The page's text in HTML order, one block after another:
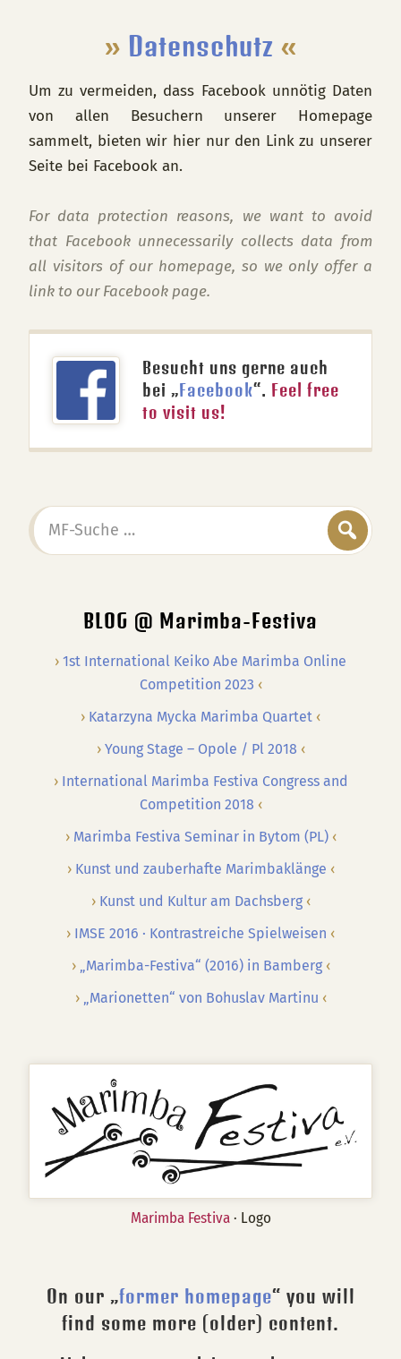
» Datenschutz «
Um zu vermeiden, dass Facebook unnötig Daten
von allen Besuchern unserer Homepage
sammelt, bieten wir hier nur den Link zu unserer
Seite bei Facebook an.
For data protection reasons, we want to avoid
that Facebook unnecessarily collects data from
all visitors of our homepage, so we only offer a
link to our Facebook page.
Besucht uns gerne auch
bei „Facebook“. Feel free
to visit us!
MF-
Suche
BLOG @ Marimba-Festiva
1st International Keiko Abe Marimba Online
Competition 2023
Katarzyna Mycka Marimba Quartet
Young Stage – Opole / Pl 2018
International Marimba Festiva Congress and
Competition 2018
Marimba Festiva Seminar in Bytom (PL)
Kunst und zauberhafte Marimbaklänge
Kunst und Kultur am Dachsberg
IMSE 2016 · Kontrastreiche Spielweisen
„Marimba-Festiva“ (2016) in Bamberg
„Marionetten“ von Bohuslav Martinu
Marimba Festiva· Logo
On our „former homepage“ you will
find some more (older) content.